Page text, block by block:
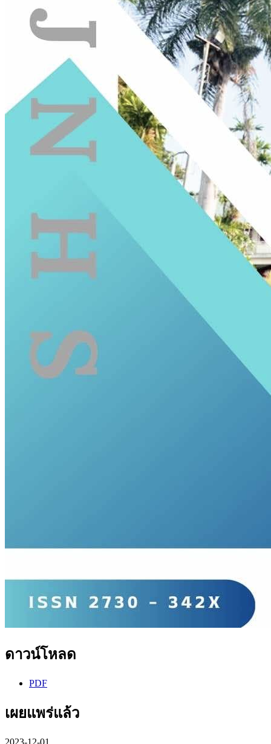
ดาวน์โหลด
PDF
เผยแพร่แล้ว
2023-12-01